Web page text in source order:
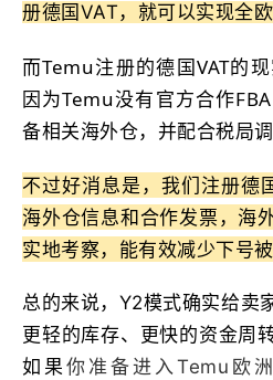
册德国VAT，就可以实现全欧
而Temu注册的德国VAT的
因为Temu没有官方合作
备相关海外仓，并配合税局调
不过好消息是，我们注册德
海外仓信息和合作发票，海
实地考察，能有效减少下号
总的来说，Y2模式确实给卖
更轻的库存、更快的资金周
如果你准备进入Temu欧